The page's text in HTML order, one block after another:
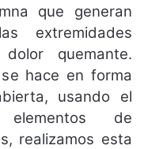
que generan
extremidades
quemante.
hace en forma
usando el
de
realizamos esta